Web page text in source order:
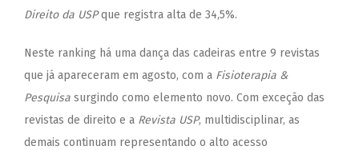
Direito da USPque registra alta de 34,5%.
Neste ranking há uma dança das cadeiras entre 9 revistas
que já apareceram em agosto, com a Fisioterapia &
Pesquisa surgindo como elemento novo. Com exceção das
revistas de direito e a Revista USP, multidisciplinar, as
demais continuam representando o alto acesso